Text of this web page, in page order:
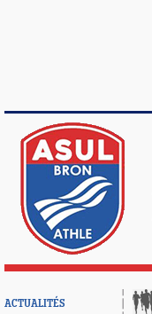
ACTUALITÉS